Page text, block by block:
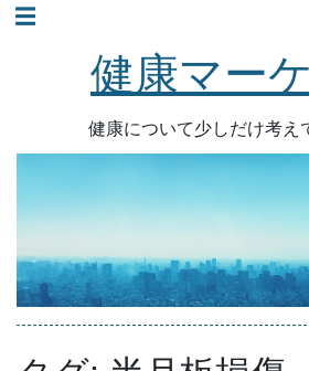
コ
ッ
プ
☰
健康マー
健康について少しだけ考え